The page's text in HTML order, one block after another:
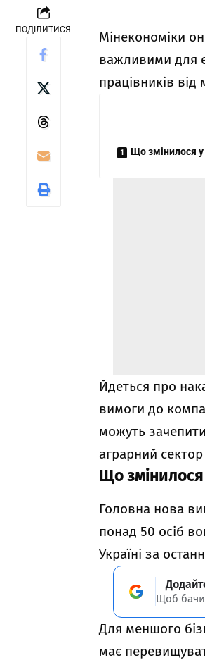
ПОДІЛИТИСЯ
Мінекономіки
важливими для
працівників від
Що змінилося у
Йдеться про
вимоги до
можуть
аграрний сектор
Що
Головна нова
понад 50 осіб
Україні за
Щоб
Для меншого
має